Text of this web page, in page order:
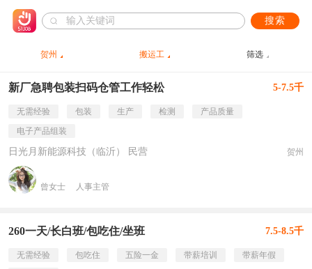
搜索
贺州 搬运工 筛选
新厂急聘包装扫码仓管工作轻松 5-7.5千
无需经验 包装 生产 检测
产品质量
电子产品组装
日光月新能源科技（临沂） 民营 贺州
曾女士 人事主管
260一天/长白班/包吃住/坐班 7.5-8.5千
无需经验 包吃住 五险一金 带薪培训
带薪年假